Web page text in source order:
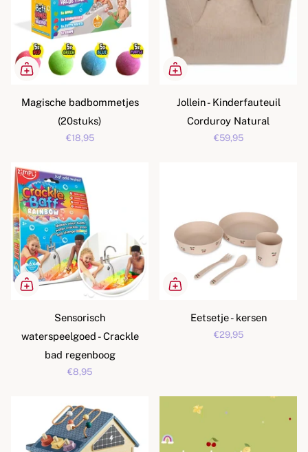
Magische badbommetjes
(20stuks)
€18,95
Jollein - Kinderfauteuil
Corduroy Natural
€59,95
Sensorisch
waterspeelgoed - Crackle
bad regenboog
€8,95
Eetsetje - kersen
€29,95